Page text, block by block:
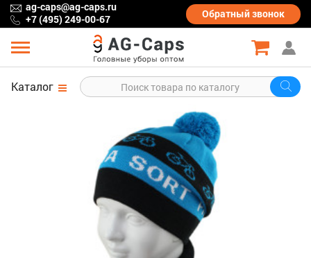
ag-caps@ag-caps.ru
+7 (495) 249-00-67
Обратныйзвонок
Каталог